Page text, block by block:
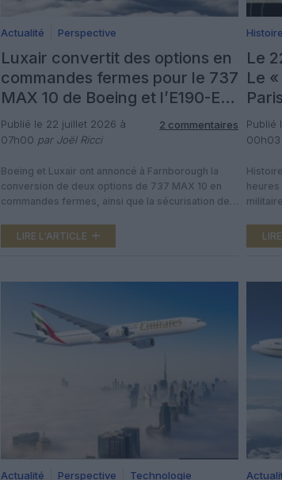
Actualité Perspective
Luxair convertit des options en
commandes fermes pour le 737
MAX 10 de Boeing et l’E190-E2
d’Embraer
Publié le 22 juillet 2026 à
07h00 par Joël Ricci
2 commentaires
Boeing et Luxair ont annoncé à Farnborough la
conversion de deux options de 737 MAX 10 en
commandes fermes, ainsi que la sécurisation de
modèle tandis que d’un autre côté, la compagnie
luxembourgeoise a converti en commandes
LIRE L'ARTICLE
Histoire
Le
Le
Paris
Publié
00h03
heures
Actualité Perspective Technologie